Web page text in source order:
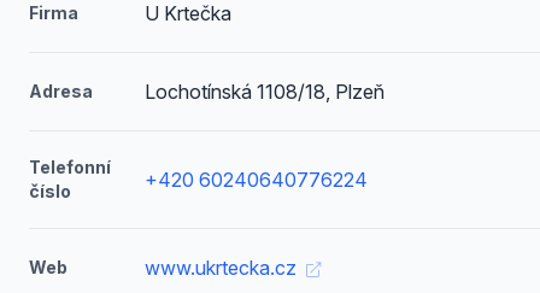
Firma U Krtečka
Adresa Lochotínská 1108/18, Plzeň
Telefonní
číslo
+420 60240640776224
Web www.ukrtecka.cz